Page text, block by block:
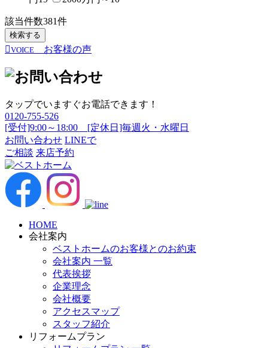
該当件数381件
検索する
VOICE
お客様の声
タップでいますぐお電話できます！
0120-755-526
[受付]9:00～18:00 [定休日]毎週火・水曜日
お問い合わせ LINEで
ご相談 来店予約
HOME
会社案内
ベストホームのお客様とのお約束
会社案内 一覧
代表挨拶
企業理念
会社概要
アクセスマップ
スタッフ紹介
リフォームプラン